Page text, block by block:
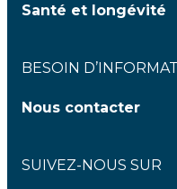
Santé et longévité
BESOIN
Nous contacter
SUIVEZ-NOUS SUR